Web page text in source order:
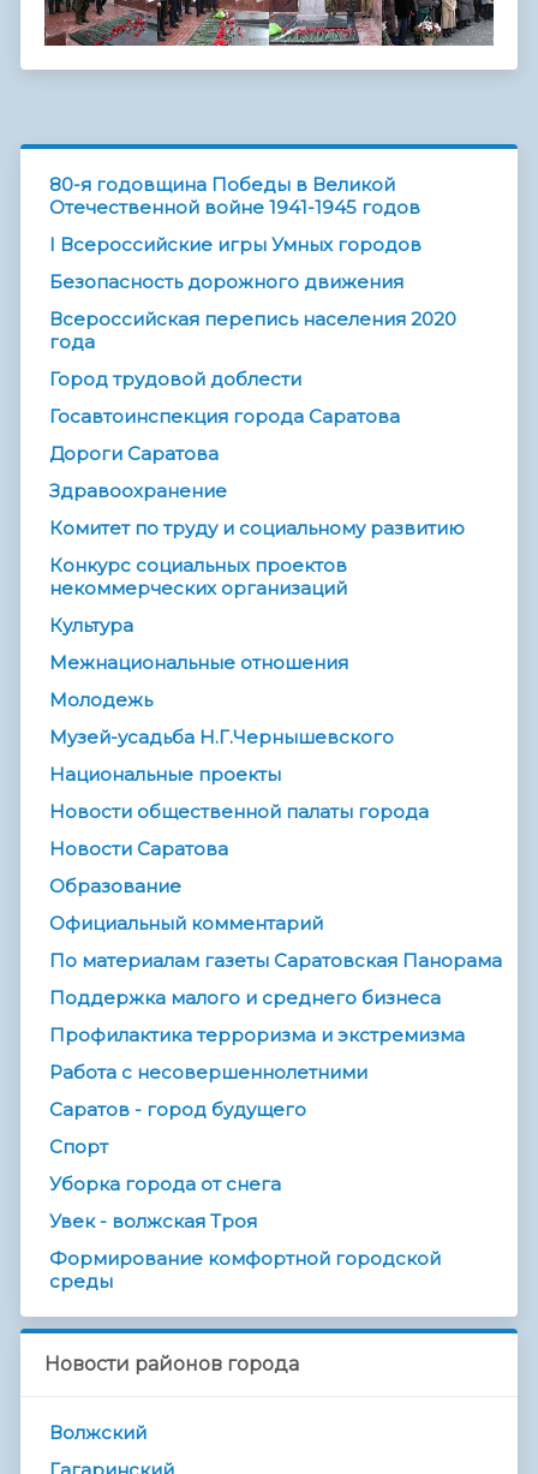
80-я годовщина Победы в Великой
Отечественной войне 1941-1945 годов
I Всероссийские игры Умных городов
Безопасность дорожного движения
Всероссийская перепись населения 2020
года
Город трудовой доблести
Госавтоинспекция города Саратова
Дороги Саратова
Здравоохранение
Комитет по труду и социальному развитию
Конкурс социальных проектов
некоммерческих организаций
Культура
Межнациональные отношения
Молодежь
Музей-усадьба Н.Г.Чернышевского
Национальные проекты
Новости общественной палаты города
Новости Саратова
Образование
Официальный комментарий
По материалам газеты Саратовская Панорама
Поддержка малого и среднего бизнеса
Профилактика терроризма и экстремизма
Работа с несовершеннолетними
Саратов - город будущего
Спорт
Уборка города от снега
Увек - волжская Троя
Формирование комфортной городской
среды
Новости районов города
Волжский
Гагаринский